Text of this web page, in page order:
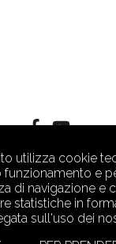
utilizza cookie
funzionamento e
di navigazione e
statistiche in
sull'uso dei